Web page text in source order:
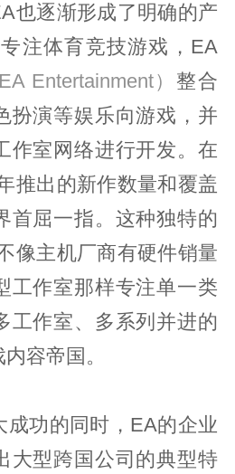
也逐渐形成了明确的产
注体育竞技游戏，EA
Entertainment） 整合
扮演等娱乐向游戏，并
作室网络进行开发。在
推出的新作数量和覆盖
首屈一指。这种独特的
像主机厂商有硬件销量
工作室那样专注单一类
工作室、多系列并进的
容帝国。
成功的同时，EA的企业
大型跨国公司的典型特